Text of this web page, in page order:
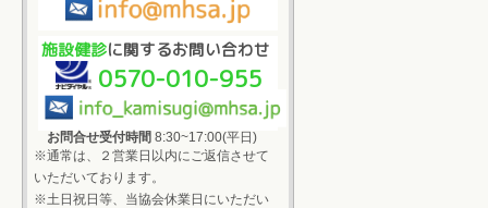
施設健診に関するお問い合わせ
0570-010-955
お問合せ受付時間 8:30~17:00(平日)
※通常は、２営業日以内にご返信させて
いただいております。
※土日祝日等、当協会休業日にいただい